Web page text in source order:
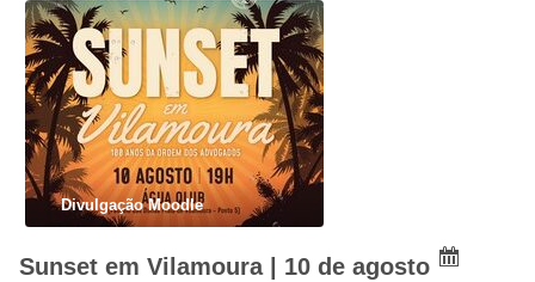
Divulgação Moodle
Sunset em Vilamoura | 10 de agosto